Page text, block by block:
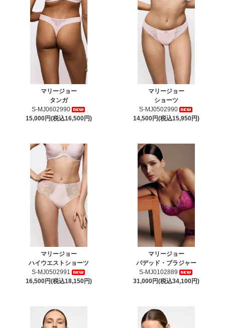
マリージョー
タンガ
S-MJ0602990
15,000円(税込16,500円)
マリージョー
ショーツ
S-MJ0502990
14,500円(税込15,950円)
マリージョー
ハイウエストショーツ
S-MJ0502991
16,500円(税込18,150円)
マリージョー
パデッド・ブラジャー
S-MJ0102889
31,000円(税込34,100円)